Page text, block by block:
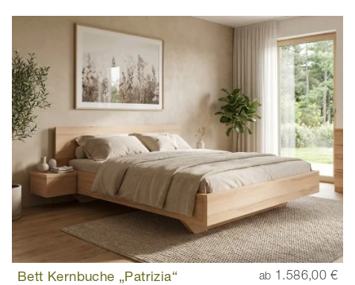
Bett Kernbuche „Patrizia“ ab 1.586,00 €